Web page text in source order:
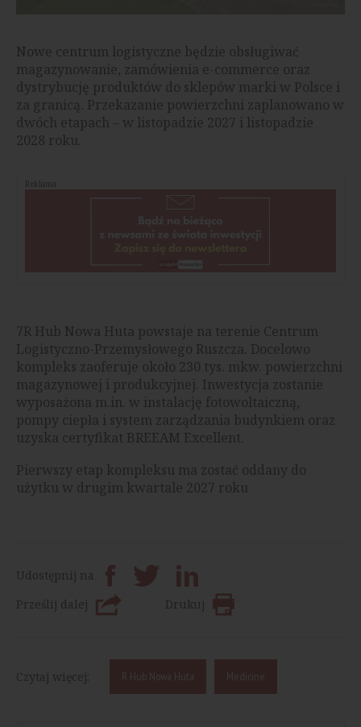
Nowe centrum logistyczne będzie obsługiwać
magazynowanie, zamówienia e-commerce oraz
dystrybucję produktów do sklepów marki w Polsce i
za granicą. Przekazanie powierzchni zaplanowano w
dwóch etapach – w listopadzie 2027 i listopadzie
2028 roku.
Reklama
7R Hub Nowa Huta powstaje na terenie Centrum
Logistyczno-Przemysłowego Ruszcza. Docelowo
kompleks zaoferuje około 230 tys. mkw. powierzchni
magazynowej i produkcyjnej. Inwestycja zostanie
wyposażona m.in. w instalację fotowoltaiczną,
pompy ciepła i system zarządzania budynkiem oraz
uzyska certyfikat BREEAM Excellent.
Pierwszy etap kompleksu ma zostać oddany do
użytku w drugim kwartale 2027 roku
Udostępnij na
Prześlij dalej
Drukuj
Czytaj więcej: R Hub Nowa Huta Medicine